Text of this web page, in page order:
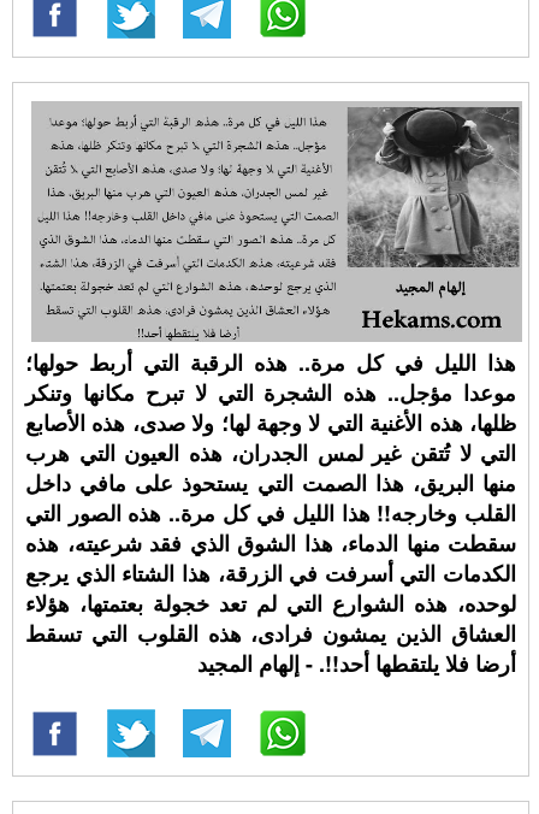
هذا الليل في كل مرة.. هذه الرقبة التي أربط حولها؛
موعدا مؤجل.. هذه الشجرة التي لا تبرح مكانها وتنكر
ظلها، هذه الأغنية التي لا وجهة لها؛ ولا صدى، هذه الأصابع
التي لا تُتقن غير لمس الجدران، هذه العيون التي هرب
منها البريق، هذا الصمت التي يستحوذ على مافي داخل
القلب وخارجه!! هذا الليل في كل مرة.. هذه الصور التي
سقطت منها الدماء، هذا الشوق الذي فقد شرعيته، هذه
الكدمات التي أسرفت في الزرقة، هذا الشتاء الذي يرجع
لوحده، هذه الشوارع التي لم تعد خجولة بعتمتها، هؤلاء
العشاق الذين يمشون فرادى، هذه القلوب التي تسقط
أرضا فلا يلتقطها أحد!!. - إلهام المجيد